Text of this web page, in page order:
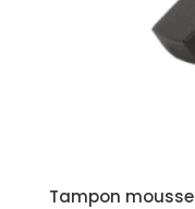
Tampon mousse